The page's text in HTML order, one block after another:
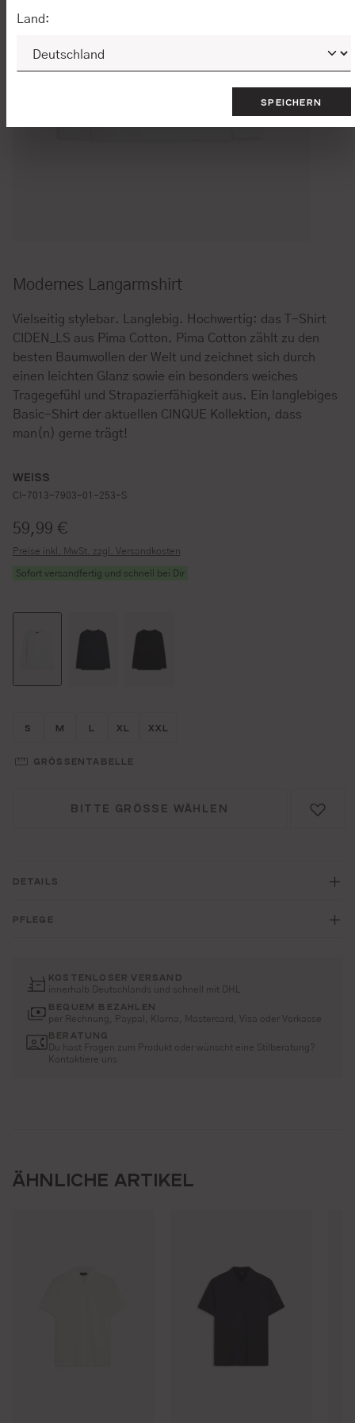
Modernes Langarmshirt
Vielseitig stylebar. Langlebig. Hochwertig: das T-Shirt
CIDEN_LS aus Pima Cotton. Pima Cotton zählt zu den
besten Baumwollen der Welt und zeichnet sich durch
einen leichten Glanz sowie ein besonders weiches
Tragegefühl und Strapazierfähigkeit aus. Ein langlebiges
Basic-Shirt der aktuellen CINQUE Kollektion, dass
man(n) gerne trägt!
WEISS
CI-7013-7903-01-253-S
Regulärer Preis:
59,99 €
Preise inkl. MwSt. zzgl. Versandkosten
Sofort versandfertig und schnell bei Dir
Größe wählen
S Größe wählen
M Größe wählen
L Größe wählen
XL Größe wählen
XXL
GRÖSSENTABELLE
BITTE GRÖSSE WÄHLEN
DETAILS
PFLEGE
KOSTENLOSER VERSAND
innerhalb Deutschlands und schnell mit DHL
BEQUEM BEZAHLEN
per Rechnung, Paypal, Klarna, Mastercard, Visa oder Vorkasse
BERATUNG
Du hast Fragen zum Produkt oder wünscht eine Stilberatung?
Kontaktiere uns
ÄHNLICHE ARTIKEL
Land:
SPEICHERN